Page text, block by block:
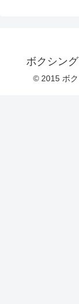
ボクシン
© 2015 ボ